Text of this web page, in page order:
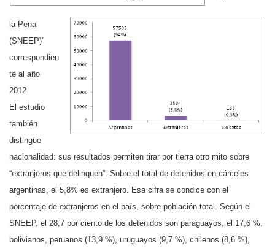
la Pena
(SNEEP)”
correspondien
te al año
2012.
El estudio
también
distingue
nacionalidad: sus resultados permiten tirar por tierra otro mito sobre
“extranjeros que delinquen”. Sobre el total de detenidos en cárceles
argentinas, el 5,8% es extranjero. Esa cifra se condice con el
porcentaje de extranjeros en el país, sobre población total. Según el
SNEEP, el 28,7 por ciento de los detenidos son paraguayos, el 17,6 %,
bolivianos, peruanos (13,9 %), uruguayos (9,7 %), chilenos (8,6 %),